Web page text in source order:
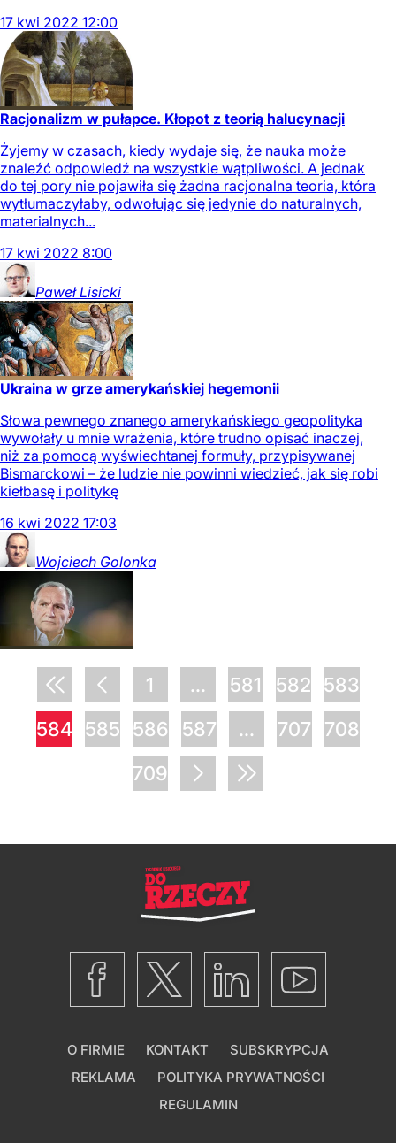
17 kwi 2022 12:00
Racjonalizm w pułapce. Kłopot z teorią halucynacji
Żyjemy w czasach, kiedy wydaje się, że nauka może
znaleźć odpowiedź na wszystkie wątpliwości. A jednak
do tej pory nie pojawiła się żadna racjonalna teoria, która
wytłumaczyłaby, odwołując się jedynie do naturalnych,
materialnych...
17 kwi 2022 8:00
Paweł Lisicki
Ukraina w grze amerykańskiej hegemonii
Słowa pewnego znanego amerykańskiego geopolityka
wywołały u mnie wrażenia, które trudno opisać inaczej,
niż za pomocą wyświechtanej formuły, przypisywanej
Bismarckowi – że ludzie nie powinni wiedzieć, jak się robi
kiełbasę i politykę
16 kwi 2022 17:03
Wojciech Golonka
1 ... 581 582
583
584 585 586 587 ... 707
708
709
O FIRMIE KONTAKT
SUBSKRYPCJA
REKLAMA
POLITYKA PRYWATNOŚCI
REGULAMIN